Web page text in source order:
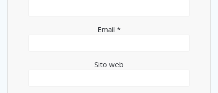
Email *
Sito web